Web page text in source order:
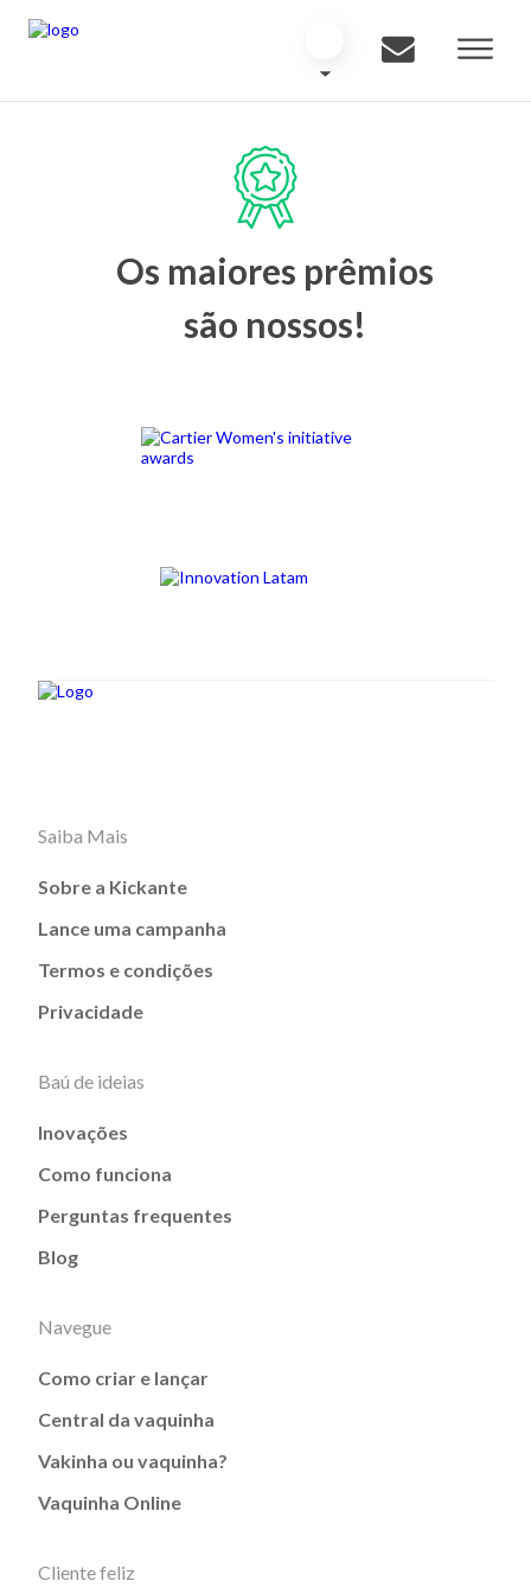
Os maiores prêmios
são nossos!
Saiba Mais
Sobre a Kickante
Lance uma campanha
Termos e condições
Privacidade
Baú de ideias
Inovações
Como funciona
Perguntas frequentes
Blog
Navegue
Como criar e lançar
Central da vaquinha
Vakinha ou vaquinha?
Vaquinha Online
Cliente feliz